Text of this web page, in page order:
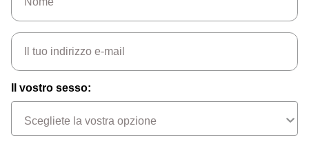
e-mail
Il vostro sesso: